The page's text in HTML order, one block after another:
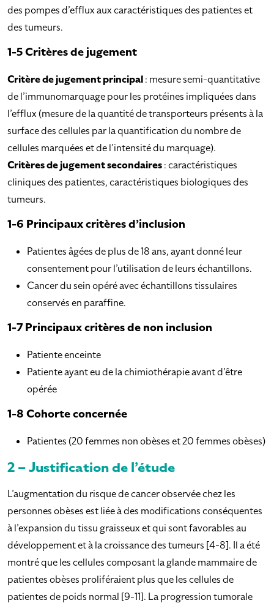
des pompes d’efflux aux caractéristiques des patientes et
des tumeurs.
1-5 Critères de jugement
Critère de jugement principal: mesure semi-quantitative
de l’immunomarquage pour les protéines impliquées dans
l’efflux (mesure de la quantité de transporteurs présents à la
surface des cellules par la quantification du nombre de
cellules marquées et de l’intensité du marquage).
Critères de jugement secondaires: caractéristiques
cliniques des patientes, caractéristiques biologiques des
tumeurs.
1-6 Principaux critères d’inclusion
Patientes âgées de plus de 18 ans, ayant donné leur
consentement pour l’utilisation de leurs échantillons.
Cancer du sein opéré avec échantillons tissulaires
conservés en paraffine.
1-7 Principaux critères de non inclusion
Patiente enceinte
Patiente ayant eu de la chimiothérapie avant d’être
opérée
1-8 Cohorte concernée
Patientes (20 femmes non obèses et 20 femmes obèses)
2 – Justification de l’étude
L’augmentation du risque de cancer observée chez les
personnes obèses est liée à des modifications conséquentes
à l’expansion du tissu graisseux et qui sont favorables au
développement et à la croissance des tumeurs [4-8]. Il a été
montré que les cellules composant la glande mammaire de
patientes obèses proliféraient plus que les cellules de
patientes de poids normal [9-11]. La progression tumorale